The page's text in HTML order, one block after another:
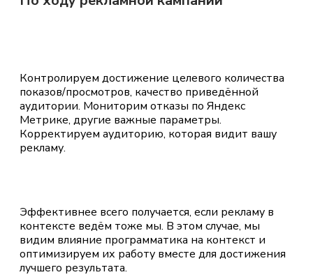
Контролируем достижение целевого количества
показов/просмотров, качество приведённой
аудитории. Мониторим отказы по Яндекс
Метрике, другие важные параметры.
Корректируем аудиторию, которая видит вашу
рекламу.
Эффективнее всего получается, если рекламу в
контексте ведём тоже мы. В этом случае, мы
видим влияние программатика на контекст и
оптимизируем их работу вместе для достижения
лучшего результата.